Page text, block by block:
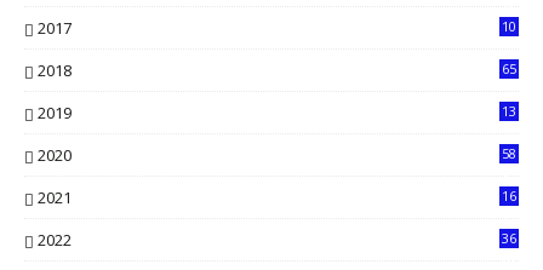
2017 10
2018 65
2019
13
2020
58
2021
16
2022
36